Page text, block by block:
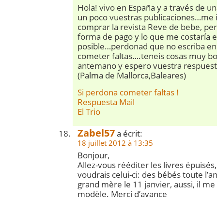
Hola! vivo en España y a través de
un poco vuestras
comprar la revista Reve de bebe,
forma de pago y lo que me costaría
posible…perdonad que no escriba
cometer faltas….teneis cosas muy
antemano y espero vuestra
(Palma de Mallorca,Baleares)
Si perdona cometer faltas !
Respuesta Mail
El Trio
Zabel57a écrit:
18 juillet 2012 à 13:35
Bonjour,
Allez-vous rééditer les livres
voudrais celui-ci: des bébés toute
grand mère le 11 janvier, aussi, il
modèle. Merci d’avance